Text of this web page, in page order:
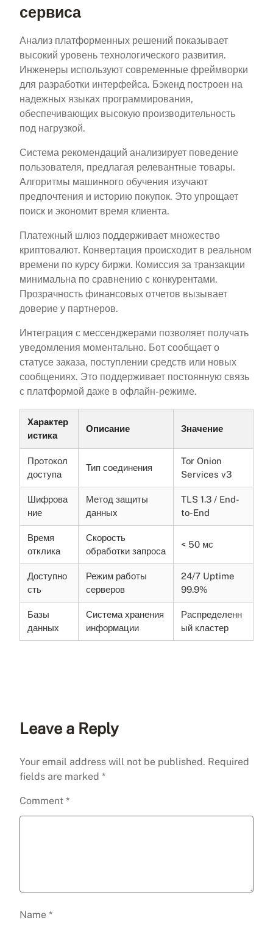
сервиса
Анализ платформенных решений показывает
высокий уровень технологического развития.
Инженеры используют современные фреймворки
для разработки интерфейса. Бэкенд построен на
надежных языках программирования,
обеспечивающих высокую производительность
под нагрузкой.
Система рекомендаций анализирует поведение
пользователя, предлагая релевантные товары.
Алгоритмы машинного обучения изучают
предпочтения и историю покупок. Это упрощает
поиск и экономит время клиента.
Платежный шлюз поддерживает множество
криптовалют. Конвертация происходит в реальном
времени по курсу биржи. Комиссия за транзакции
минимальна по сравнению с конкурентами.
Прозрачность финансовых отчетов вызывает
доверие у партнеров.
Интеграция с мессенджерами позволяет получать
уведомления моментально. Бот сообщает о
статусе заказа, поступлении средств или новых
сообщениях. Это поддерживает постоянную связь
с платформой даже в офлайн-режиме.
Характер
истика
Описание Значение
Протокол
доступа
Тип соединения
Tor Onion
Services v3
Шифрова
ние
Метод защиты
данных
TLS 1.3 / End-
to-End
Время
отклика
Скорость
обработки запроса
< 50 мс
Доступно
сть
Режим работы
серверов
24/7 Uptime
99.9%
Базы
данных
Система хранения
информации
Распределенн
ый кластер
Leave a Reply
Your email address will not be published. Required
fields are marked *
Comment *
Name *